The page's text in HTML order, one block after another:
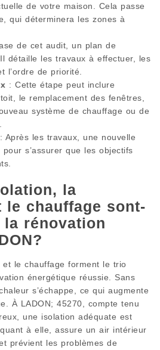
de votre maison. Cela passe
qui déterminera les zones à
de cet audit, un plan de
détaille les travaux à effectuer, les
l’ordre de priorité.
: Cette étape peut inclure
le remplacement des fenêtres,
système de chauffage ou de
: Après les travaux, une nouvelle
s’assurer que les objectifs
la
chauffage sont-
rénovation
et le chauffage forment le trio
énergétique réussie. Sans
s’échappe, ce qui augmente
À LADON; 45270, compte tenu
une isolation adéquate est
à elle, assure un air intérieur
prévient les problèmes de